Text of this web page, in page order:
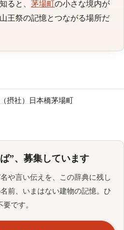
ると、茅場町の小さな境内が
王祭の記憶とつながる場所だ
摂社） 日本橋茅場町
”、募集しています
や言い伝えを、この辞典に残し
前、いまはない建物の記憶。ひ
です。